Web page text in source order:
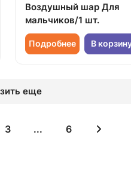
Воздушный шар Для
мальчиков/1 шт.
Подробнее В
еще
3 ... 6